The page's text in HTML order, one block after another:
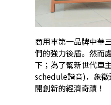
商用車第一品牌中華
們的強力後盾。然而
下；為了幫新世代車
schedule諧音)，象
開創新的經濟奇蹟！